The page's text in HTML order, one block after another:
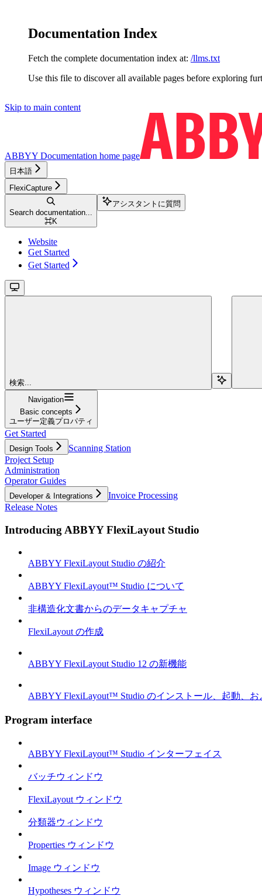
Documentation Index
Fetch the complete documentation index at: /llms.txt
Use this file to discover all available pages before exploring
Skip to main content
ABBYY Documentation home page
日本語
FlexiCapture
Search documentation...
⌘K
アシスタントに質問
Website
Get Started
Get Started
検索...
Navigation
Basic concepts
ユーザー定義プロパティ
Get Started
Design Tools
Scanning Station
Project Setup
Administration
Operator Guides
Developer & Integrations
Invoice Processing
Release Notes
Introducing ABBYY FlexiLayout Studio
ABBYY FlexiLayout Studio の紹介
ABBYY FlexiLayout™ Studio について
非構造化文書からのデータキャプチャ
FlexiLayout の作成
ABBYY FlexiLayout Studio 12 の新機能
ABBYY FlexiLayout™ Studio のインストール、起動、お
Program interface
ABBYY FlexiLayout™ Studio インターフェイス
バッチウィンドウ
FlexiLayout ウィンドウ
分類器ウィンドウ
Properties ウィンドウ
Image ウィンドウ
Hypotheses ウィンドウ